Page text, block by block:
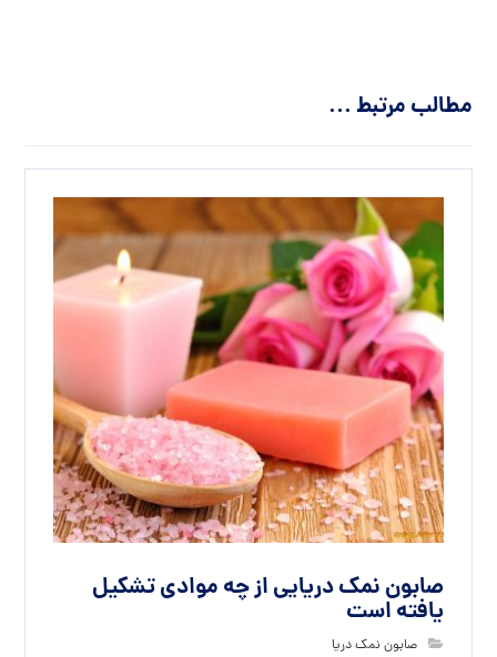
مطالب مرتبط ...
صابون نمک دریایی از چه موادی تشکیل
یافته است
صابون نمک دریا